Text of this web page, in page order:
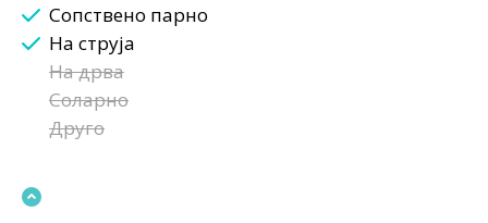
Сопствено парно
На струја
На дрва
Соларно
Друго